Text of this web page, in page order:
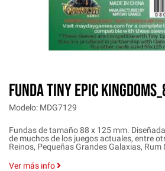
FUNDA TINY EPIC
Modelo: MDG7129
Fundas de tamaño 88 x 125 mm.
de muchos de los juegos actuales, entre
Reinos, Pequeñas Grandes Galaxias, Rum
Ver más info